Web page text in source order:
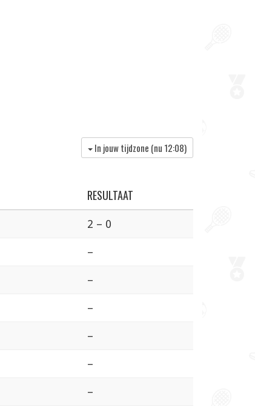
In jouw tijdzone (nu 12:08)
RESULTAAT
2 – 0
–
–
–
–
–
–